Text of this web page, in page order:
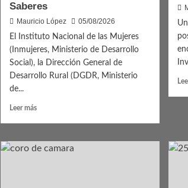
Saberes
Mauricio López
05/08/2026
El Instituto Nacional de las Mujeres
(Inmujeres, Ministerio de Desarrollo
Social), la Dirección General de
Desarrollo Rural (DGDR, Ministerio
de...
Leer másLeer
5.ª
Edición